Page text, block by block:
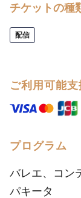
チケットの種
配信
ご利用可能
プログラム
バレエ、コン
パキータ